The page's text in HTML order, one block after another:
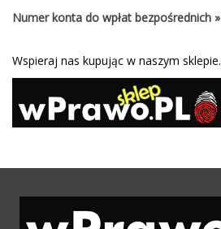
Numer konta do wpłat bezpośrednich »
Wspieraj nas kupując w naszym sklepie.